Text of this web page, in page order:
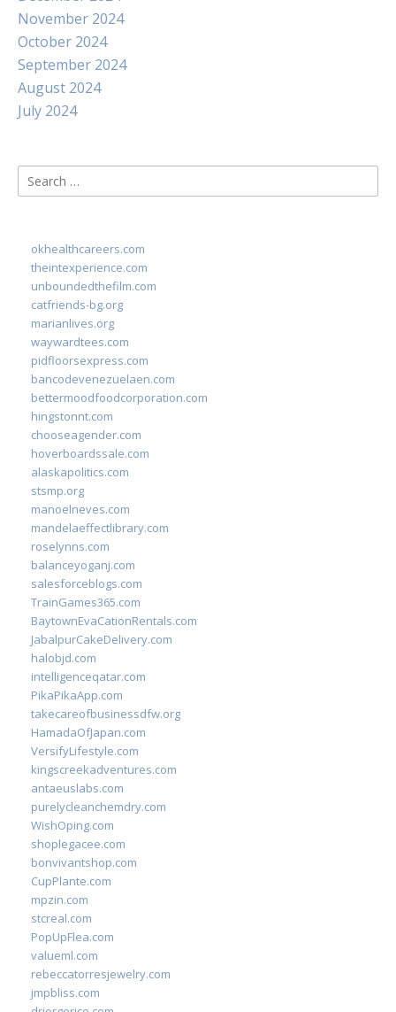
November 2024
October 2024
September 2024
August 2024
July 2024
Search
for:
okhealthcareers.com
theintexperience.com
unboundedthefilm.com
catfriends-bg.org
marianlives.org
waywardtees.com
pidfloorsexpress.com
bancodevenezuelaen.com
bettermoodfoodcorporation.com
hingstonnt.com
chooseagender.com
hoverboardssale.com
alaskapolitics.com
stsmp.org
manoelneves.com
mandelaeffectlibrary.com
roselynns.com
balanceyoganj.com
salesforceblogs.com
TrainGames365.com
BaytownEvaCationRentals.com
JabalpurCakeDelivery.com
halobjd.com
intelligenceqatar.com
PikaPikaApp.com
takecareofbusinessdfw.org
HamadaOfJapan.com
VersifyLifestyle.com
kingscreekadventures.com
antaeuslabs.com
purelycleanchemdry.com
WishOping.com
shoplegacee.com
bonvivantshop.com
CupPlante.com
mpzin.com
stcreal.com
PopUpFlea.com
valueml.com
rebeccatorresjewelry.com
jmpbliss.com